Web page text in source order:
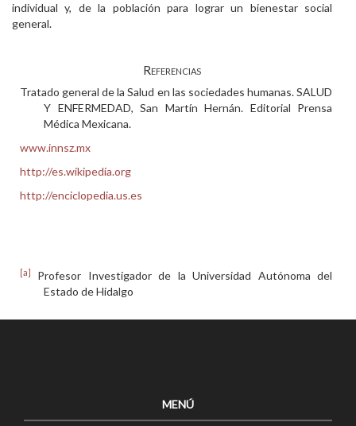
individual y, de la población para lograr un bienestar social
general.
Referencias
Tratado general de la Salud en las sociedades humanas. SALUD
Y ENFERMEDAD, San Martín Hernán. Editorial Prensa
Médica Mexicana.
www.innsz.mx
http://es.wikipedia.org
http://enciclopedia.us.es
[a]
Profesor Investigador de la Universidad Autónoma del
Estado de Hidalgo
MENÚ